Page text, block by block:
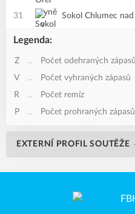
31 Sokol Chlumec
Legenda:
Z ...
Počet odehraných zápasů
V
...
Počet vyhraných zápasů
R
...
Počet remíz
P
... Počet prohraných zápasů
EXTERNÍ PROFIL SOUTĚŽE